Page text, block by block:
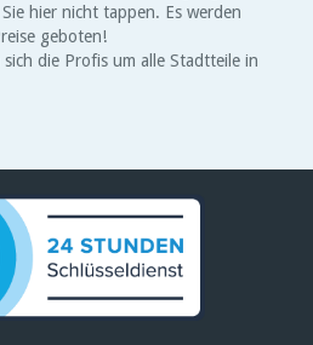
hier nicht tappen. Es werden
geboten!
sich die Profis um alle Stadtteile in